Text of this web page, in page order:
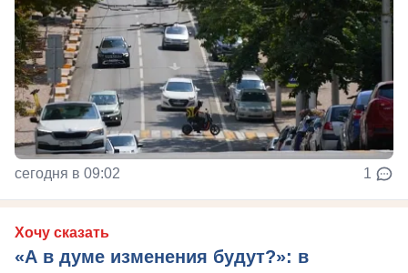
сегодня в 09:02 1
Хочу сказать
«А в думе изменения будут?»: в